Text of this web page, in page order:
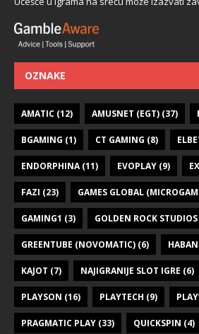
OZNAKE
AMATIC (12) AMUSNET (EGT) (37)
BGAMING (1) CT GAMING (8)
ENDORPHINA(11) EVOPLAY (9)
FAZI (23) GAMES GLOBAL
GAMING1 (3) GOLDEN ROCK STUDIOS
GREENTUBE (NOVOMATIC) (6)
KAJOT (7) NAJIGRANIJE SLOT IGRE (6)
PLAYSON (16) PLAYTECH (9)
PRAGMATIC PLAY (33) QUICKSPIN (4)